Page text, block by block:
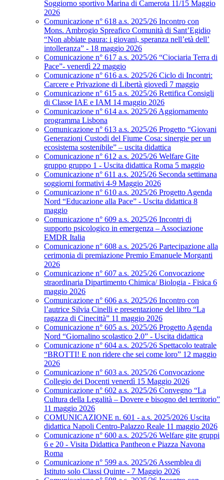
Soggiorno sportivo Marina di Camerota 11/15 Maggio
2026
Comunicazione n° 618 a.s. 2025/26 Incontro con
Mons. Ambrogio Spreafico Comunità di Sant’Egidio
“Non abbiate paura: i giovani, speranza nell’età dell’
intolleranza” - 18 maggio 2026
Comunicazione n° 617 a.s. 2025/26 “Ciociaria Terra di
Pace”- venerdì 22 maggio
Comunicazione n° 616 a.s. 2025/26 Ciclo di Incontri:
Carcere e Privazione di Libertà giovedì 7 maggio
Comunicazione n° 615 a.s. 2025/26 Rettifica Consigli
di Classe IAE e IAM 14 maggio 2026
Comunicazione n° 614 a.s. 2025/26 Aggiornamento
programma Lisbona
Comunicazione n° 613 a.s. 2025/26 Progetto “Giovani
Generazioni Custodi del Fiume Cosa: sinergie per un
ecosistema sostenibile” – uscita didattica
Comunicazione n° 612 a.s. 2025/26 Welfare Gite
gruppo gruppo 1 - Uscita didattica Roma 5 maggio
Comunicazione n° 611 a.s. 2025/26 Seconda settimana
soggiorni formativi 4-9 Maggio 2026
Comunicazione n° 610 a.s. 2025/26 Progetto Agenda
Nord “Educazione alla Pace” - Uscita didattica 8
maggio
Comunicazione n° 609 a.s. 2025/26 Incontri di
supporto psicologico in emergenza – Associazione
EMDR Italia
Comunicazione n° 608 a.s. 2025/26 Partecipazione alla
cerimonia di premiazione Premio Emanuele Morganti
2026
Comunicazione n° 607 a.s. 2025/26 Convocazione
straordinaria Dipartimento Chimica/ Biologia - Fisica 6
maggio 2026
Comunicazione n° 606 a.s. 2025/26 Incontro con
l’autrice Silvia Cinelli e presentazione del libro “La
ragazza di Cinecittà” 11 maggio 2026
Comunicazione n° 605 a.s. 2025/26 Progetto Agenda
Nord “Giornalino scolastico 2.0” - Uscita didattica
Comunicazione n° 604 a.s. 2025/26 Spettacolo teatrale
“BROTTI! E non ridere che sei come loro” 12 maggio
2026
Comunicazione n° 603 a.s. 2025/26 Convocazione
Collegio dei Docenti venerdì 15 Maggio 2026
Comunicazione n° 602 a.s. 2025/26 Convegno “La
Cultura della Legalità – Dovere e bisogno del territorio”
11 maggio 2026
COMUNICAZIONE n. 601 - a.s. 2025/2026 Uscita
didattica Napoli Centro-Palazzo Reale 11 maggio 2026
Comunicazione n° 600 a.s. 2025/26 Welfare gite gruppi
6 e 20 - Visita Didattica Pantheon e Piazza Navona
Roma
Comunicazione n° 599 a.s. 2025/26 Assemblea di
Istituto solo Classi Quinte - 7 Maggio 2026